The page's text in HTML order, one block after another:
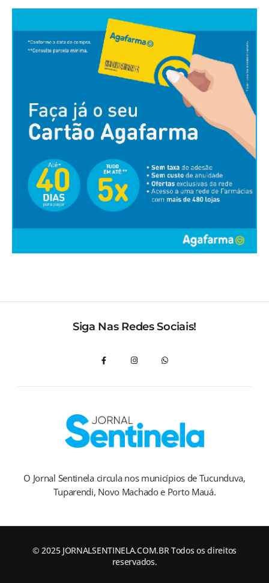
Siga Nas Redes Sociais!
O Jornal Sentinela circula nos municípios de Tucunduva,
Tuparendi, Novo Machado e Porto Mauá.
© 2025 JORNALSENTINELA.COM.BR Todos os direitos
reservados.